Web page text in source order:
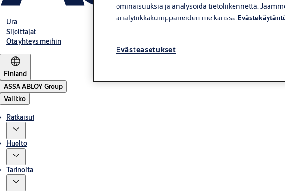
Ura
Sijoittajat
Ota yhteys meihin
Finland
ASSA ABLOY Group
Valikko
Ratkaisut
Huolto
Tarinoita
ominaisuuksia ja analysoida tietoliikennettä.
analytiikkakumppaneidemme kanssa.
Evästeasetukset